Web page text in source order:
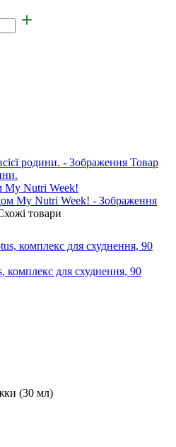
Товар
My Nutri Week!
товари
комплекс для схуднення, 90
(30 мл)